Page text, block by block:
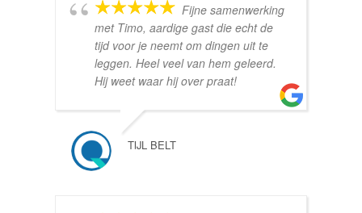
Fijne samenwerking
met Timo, aardige gast die echt de
tijd voor je neemt om dingen uit te
leggen. Heel veel van hem geleerd.
Hij weet waar hij over praat!
TIJL BELT